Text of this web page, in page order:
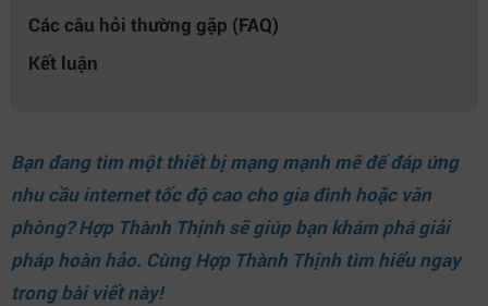
Các câu hỏi thường gặp (FAQ)
Kết luận
Bạn đang tìm một thiết bị mạng mạnh mẽ để đáp ứng
nhu cầu internet tốc độ cao cho gia đình hoặc văn
phòng?Hợp Thành Thịnh sẽ giúp bạn khám phá giải
pháp hoàn hảo. Cùng Hợp Thành Thịnh tìm hiểu ngay
trong bài viết này!